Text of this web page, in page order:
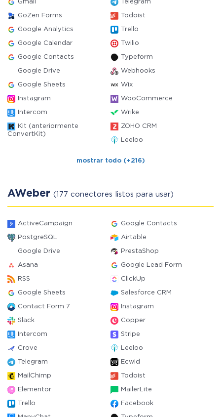
Gmail Telegram
GoZen Forms Todoist
Google Analytics Trello
Google Calendar Twilio
Google Contacts Typeform
Google Drive Webhooks
Google Sheets Wix
Instagram WooCommerce
Intercom Wrike
Kit (anteriormente
ConvertKit)
ZOHO CRM
Leeloo
mostrar todo (+216)
AWeber (177 conectores listos para usar)
ActiveCampaign Google Contacts
PostgreSQL Airtable
Google Drive PrestaShop
Asana Google Lead Form
RSS ClickUp
Google Sheets Salesforce CRM
Contact Form 7 Instagram
Slack Copper
Intercom Stripe
Crove Leeloo
Telegram Ecwid
MailChimp Todoist
Elementor MailerLite
Trello Facebook